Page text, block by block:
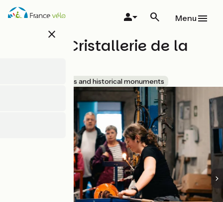
Overslaan
en
close
Menu
Verrerie Cristallerie de la
Sites and historical monuments